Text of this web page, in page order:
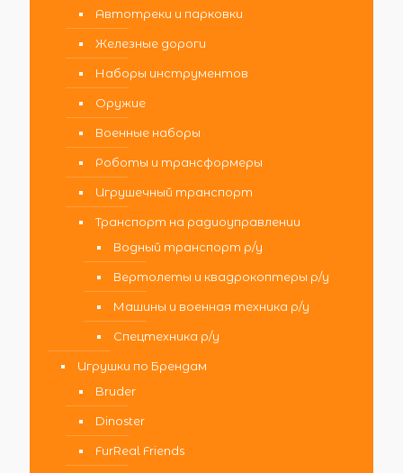
Автотреки и парковки
Железные дороги
Наборы инструментов
Оружие
Военные наборы
Роботы и трансформеры
Игрушечный транспорт
Транспорт на радиоуправлении
Водный транспорт р/у
Вертолеты и квадрокоптеры р/у
Машины и военная техника р/у
Спецтехника р/у
Игрушки по Брендам
Bruder
Dinoster
FurReal Friends